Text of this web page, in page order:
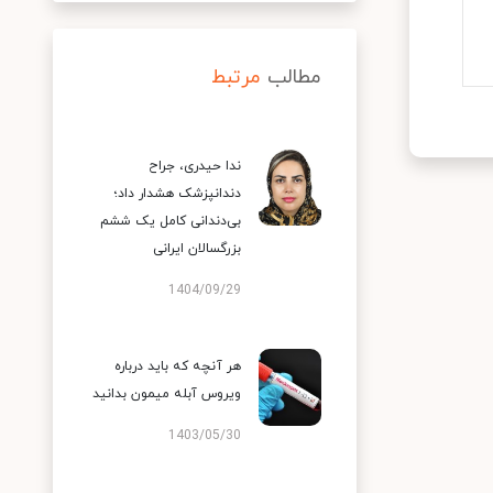
مطالب مرتبط
ندا حیدری، جراح
دندانپزشک هشدار داد؛
بی‌دندانی کامل یک ششم
بزرگسالان ایرانی
1404/09/29
هر آنچه که باید درباره
ویروس آبله میمون بدانید
1403/05/30